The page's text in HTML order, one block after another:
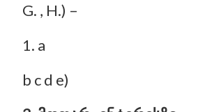
G. , H.) –
1. a
b c d e)